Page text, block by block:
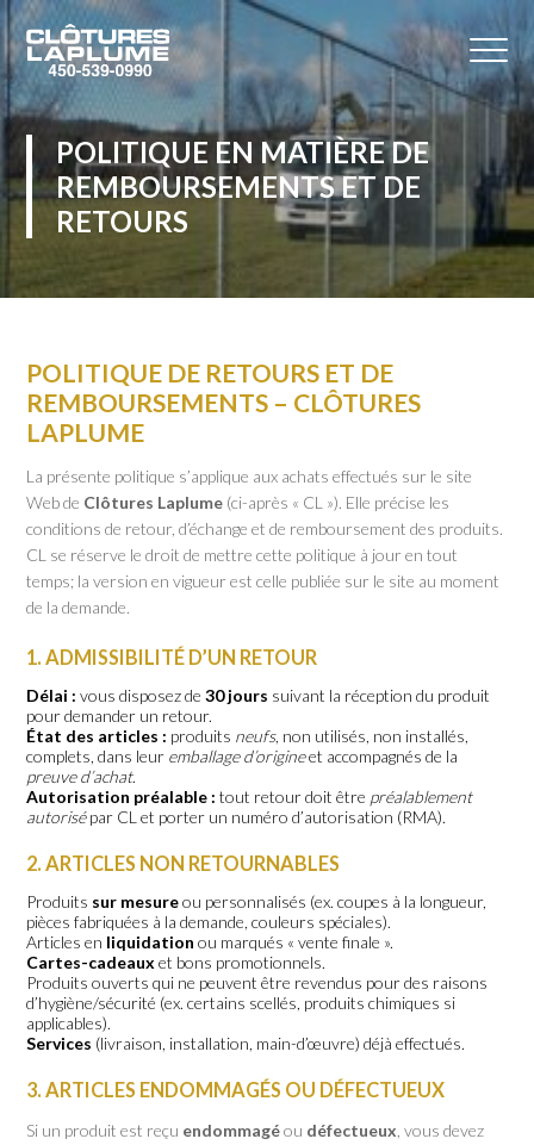
POLITIQUE EN MATIÈRE DE
REMBOURSEMENTS ET DE
RETOURS
POLITIQUE DE RETOURS ET DE
REMBOURSEMENTS – CLÔTURES
LAPLUME
La présente politique s’applique aux achats effectués sur le site
Web de Clôtures Laplume (ci-après « CL »). Elle précise les
conditions de retour, d’échange et de remboursement des produits.
CL se réserve le droit de mettre cette politique à jour en tout
temps; la version en vigueur est celle publiée sur le site au moment
de la demande.
1. ADMISSIBILITÉ D’UN RETOUR
Délai : vous disposez de30 jours suivant la réception du produit
pour demander un retour.
État des articles : produits neufs, non utilisés, non installés,
complets, dans leur emballage d’origineet accompagnés de la
preuve d’achat.
Autorisation préalable : tout retour doit être préalablement
autorisépar CL et porter un numéro d’autorisation (RMA).
2. ARTICLES NON RETOURNABLES
Produits sur mesureou personnalisés (ex. coupes à la longueur,
pièces fabriquées à la demande, couleurs spéciales).
Articles en liquidation ou marqués « vente finale ».
Cartes-cadeaux et bons promotionnels.
Produits ouverts qui ne peuvent être revendus pour des raisons
d’hygiène/sécurité (ex. certains scellés, produits chimiques si
applicables).
Services (livraison, installation, main-d’œuvre) déjà effectués.
3. ARTICLES ENDOMMAGÉS OU DÉFECTUEUX
Si un produit est reçu endommagéou défectueux , vous devez